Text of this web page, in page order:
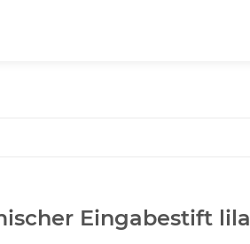
Eingabestift lila